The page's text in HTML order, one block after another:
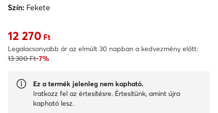
Szín: Fekete
Aktuális ár 12 270 Ft
12 270 Ft
Legalacsonyabb ár az elmúlt 30 napban a kedvezmény előtt:
13 300 Ft-7%
Ez a termék jelenleg nem kapható.
Iratkozz fel az értesítésre. Értesítünk, amint újra
kapható lesz.